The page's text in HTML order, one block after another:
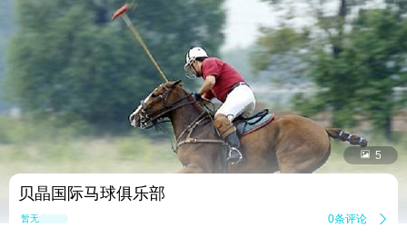
 5
​贝晶国际马球俱乐部
暂无点评 0条评论 